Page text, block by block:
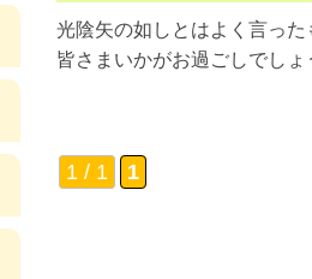
光陰矢の如しとはよく言っ
皆さまいかがお過ごしでし
1 / 1 1